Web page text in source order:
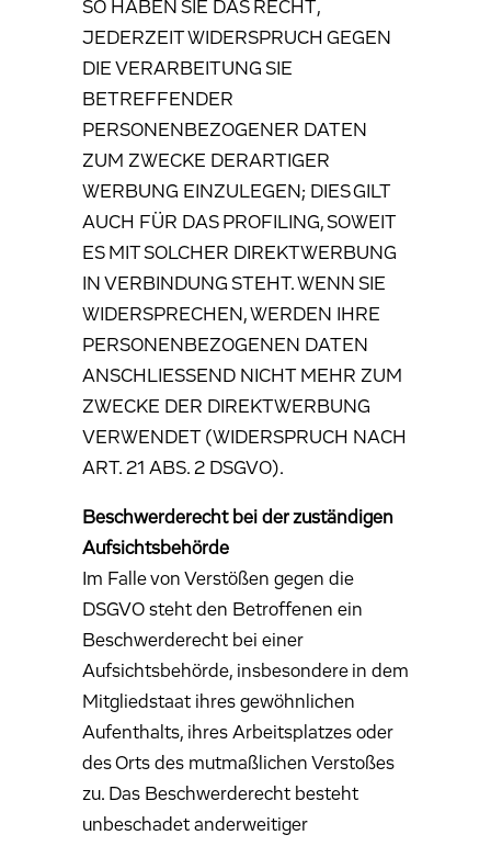
SO HABEN SIE DAS RECHT,
JEDERZEIT WIDERSPRUCH GEGEN
DIE VERARBEITUNG SIE
BETREFFENDER
PERSONENBEZOGENER DATEN
ZUM ZWECKE DERARTIGER
WERBUNG EINZULEGEN; DIES GILT
AUCH FÜR DAS PROFILING, SOWEIT
ES MIT SOLCHER DIREKTWERBUNG
IN VERBINDUNG STEHT. WENN SIE
WIDERSPRECHEN, WERDEN IHRE
PERSONENBEZOGENEN DATEN
ANSCHLIESSEND NICHT MEHR ZUM
ZWECKE DER DIREKTWERBUNG
VERWENDET (WIDERSPRUCH NACH
ART. 21 ABS. 2 DSGVO).
Beschwerde­recht bei der zuständigen
Aufsichts­behörde
Im Falle von Verstößen gegen die
DSGVO steht den Betroffenen ein
Beschwerderecht bei einer
Aufsichtsbehörde, insbesondere in dem
Mitgliedstaat ihres gewöhnlichen
Aufenthalts, ihres Arbeitsplatzes oder
des Orts des mutmaßlichen Verstoßes
zu. Das Beschwerderecht besteht
unbeschadet anderweitiger